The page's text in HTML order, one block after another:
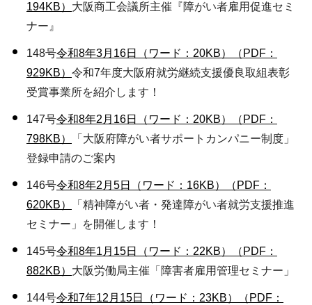
194KB） 大阪商工会議所主催『障がい者雇用促進セミ
ナー』
148号令和8年3月16日（ワード：20KB）
（PDF：
929KB） 令和7年度大阪府就労継続支援優良取組表彰
受賞事業所を紹介します！
147号令和8年2月16日（ワード：20KB）
（PDF：
798KB）
「大阪府障がい者サポートカンパニー制度」
登録申請のご案内
146号令和8年2月5日 （ワード：16KB）
（PDF：
620KB）
「精神障がい者・発達障がい者就労支援推進
セミナー」を開催します！
145号令和8年1月15日（ワード：22KB）
（PDF：
882KB） 大阪労働局主催「障害者雇用管理セミナー」
144号令和7年12月15日（ワード：23KB）
（PDF：